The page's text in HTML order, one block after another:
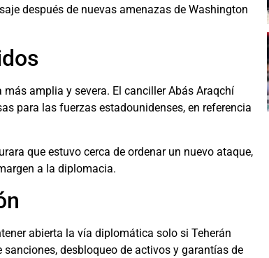
después de nuevas amenazas de Washington
amplia y severa. El canciller Abás Araqchí
para las fuerzas estadounidenses, en referencia
que estuvo cerca de ordenar un nuevo ataque,
a la diplomacia.
abierta la vía diplomática solo si Teherán
desbloqueo de activos y garantías de